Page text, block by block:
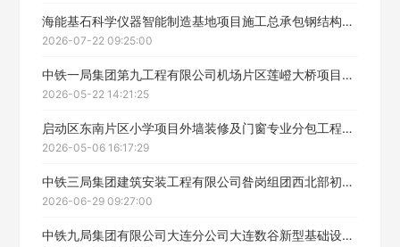
海能基石科学仪器智能制造基地项目施工总承包钢结构工程专业分包招标公告
2026-07-22 09:25:00
中铁一局集团第九工程有限公司机场片区莲嶝大桥项目照明工程招标公告
2026-05-22 14:21:25
启动区东南片区小学项目外墙装修及门窗专业分包工程招标公告
2026-05-06 16:17:29
中铁三局集团建筑安装工程有限公司昝岗组团西北部初中项目局部精装工程专业分包招标公告
2026-06-29 09:27:00
中铁九局集团有限公司大连分公司大连数谷新型基础设施项目燃气工程专业分包招标公告